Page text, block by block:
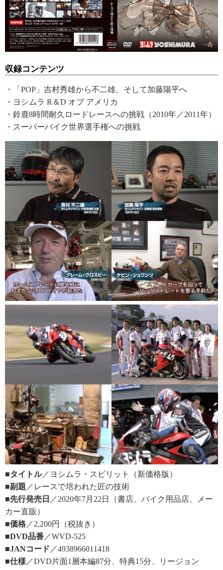
収録コンテンツ
・「POP」吉村秀雄から不二雄、そして加藤陽平へ
・ヨシムラ R＆D オブ アメリカ
・鈴鹿8時間耐久ロードレースへの挑戦（2010年／2011年）
・スーパーバイク世界選手権への挑戦
■タイトル／ヨシムラ・スピリット（新価格版）
■副題 ／レースで培われた匠の技術
■先行発売日 ／2020年7月22日（書店、バイク用品店、メー
カー直販）
■価格 ／2,200円（税抜き）
■DVD品番 ／WVD-525
■JANコード ／4938966011418
■仕様 ／DVD片面1層本編87分、特典15分、リージョン